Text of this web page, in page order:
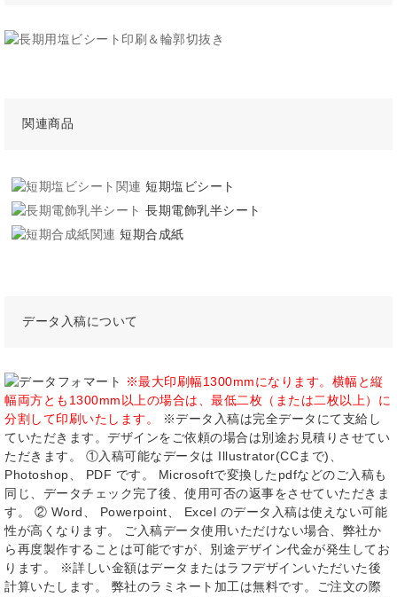
関連商品
短期塩ビシート
長期電飾乳半シート
短期合成紙
データ入稿について
※最大印刷幅1300mmになります。横幅と縦
幅両方とも1300mm以上の場合は、最低二枚（または二枚以上）に
分割して印刷いたします。
※データ入稿は完全データにて支給し
ていただきます。デザインをご依頼の場合は別途お見積りさせてい
ただきます。 ①入稿可能なデータは Illustrator(CCまで)、
Photoshop、 PDF です。 Microsoftで変換したpdfなどのご入稿も
同じ、データチェック完了後、使用可否の返事をさせていただきま
す。 ② Word、 Powerpoint、 Excel のデータ入稿は使えない可能
性が高くなります。 ご入稿データ使用いただけない場合、弊社か
ら再度製作することは可能ですが、別途デザイン代金が発生してお
ります。 ※詳しい金額はデータまたはラフデザインいただいた後
計算いたします。 弊社のラミネート加工は無料です。ご注文の際